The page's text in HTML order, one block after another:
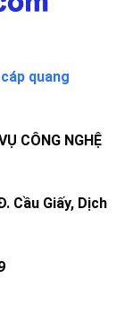
quang
CÔNG NGHỆ
Cầu Giấy, Dịch